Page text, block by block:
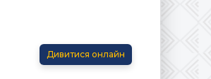
Дивитися онлайн